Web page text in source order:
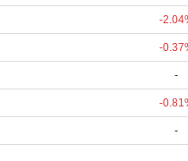
-
-
-
-
-